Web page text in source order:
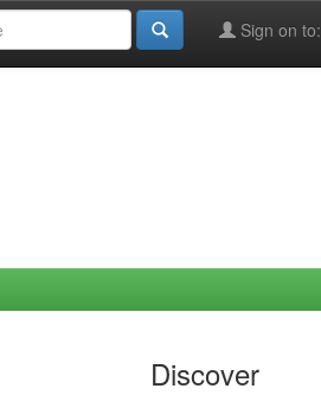
Sign on to:
Discover